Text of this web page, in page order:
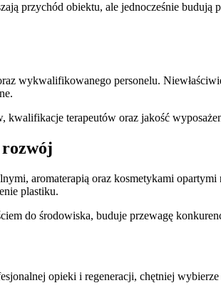
przychód obiektu, ale jednocześnie budują
wykwalifikowanego personelu.
kwalifikacje terapeutów oraz jakość
aromaterapią oraz kosmetykami
plastiku.
do środowiska, buduje przewagę
opieki i regeneracji, chętniej